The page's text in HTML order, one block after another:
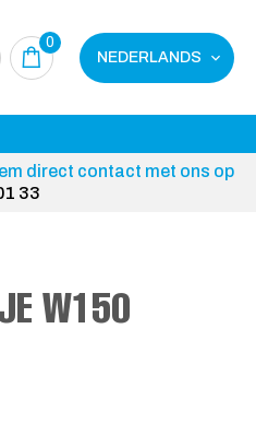
0
NEDERLANDS
direct contact met ons op
33
W150